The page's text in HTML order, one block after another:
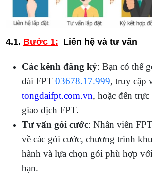
4.1. Bước 1: Liên hệ và tư vấn
Các kênh đăng ký: Bạn có thể
đài FPT 03678.17.999, truy cập
tongdaifpt.com.vn, hoặc đến
giao dịch FPT.
Tư vấn gói cước: Nhân viên
về các gói cước, chương trình
hành và lựa chọn gói phù hợp
bạn.